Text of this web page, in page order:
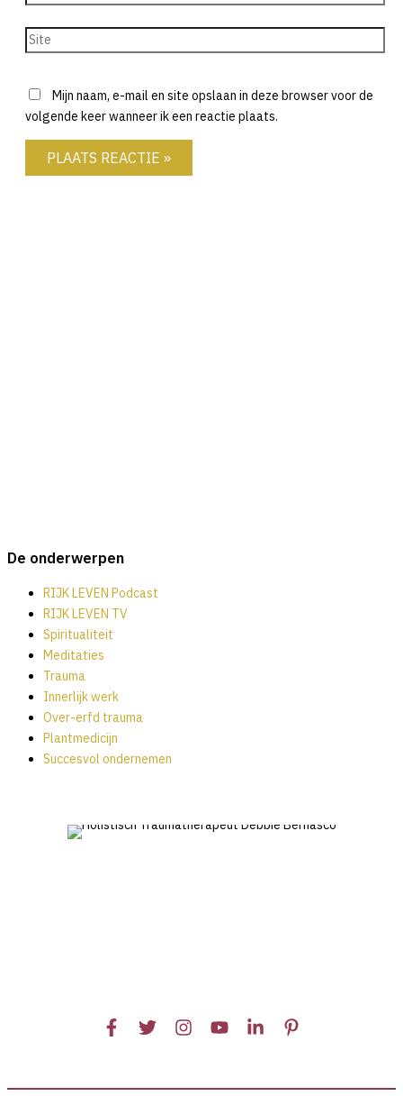
mail*
Site
Mijn naam, e-mail en site opslaan in deze browser voor de
volgende keer wanneer ik een reactie plaats.
De onderwerpen
RIJK LEVEN Podcast
RIJK LEVEN TV
Spiritualiteit
Meditaties
Trauma
Innerlijk werk
Over-erfd trauma
Plantmedicijn
Succesvol ondernemen